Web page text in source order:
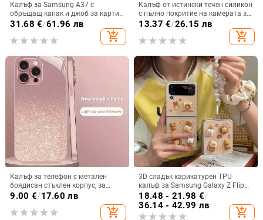
Калъф за Samsung A37 с
обръщащ капак и джоб за карти,
защита от падане, A16 джоб за
магнитно затваряне
31.68 €/61.96 лв
add_shopping_cart
Калъф от истински течен силикон
с пълно покритие на камерата за
iPhone 14 Pro Max, iPhone 13 Pro
и iPhone 12 — удароустойчив
13.37 €/26.15 лв
add_shopping_cart
Калъф за телефон с метален
боядисан стъклен корпус, за
iPhone 11–14 Pro Max,
9.00 €/17.60 лв
add_shopping_cart
3D сладък карикатурен TPU
калъф за Samsung Galaxy Z Flip
6/3/4, защита срещу изпускане,
корейски стил
18.48 - 21.98 €/
36.14 - 42.99 лв
add_shopping_cart